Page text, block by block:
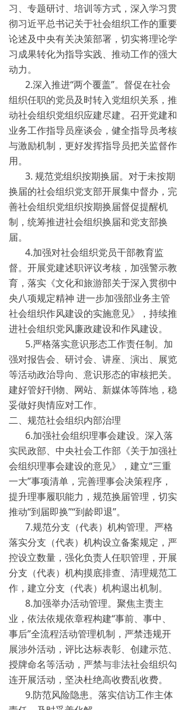
习、专题研讨、培训等方式，深入学习贯
彻习近平总书记关于社会组织工作的重要
论述及中央有关决策部署，切实将理论学
习成果转化为指导实践、推动工作的强大
动力。
2.深入推进“两个覆盖”。督促在社会
组织任职的党员及时转入党组织关系，推
动社会组织党组织应建尽建。召开党建和
业务工作指导员座谈会，健全指导员考核
与激励机制，更好发挥指导员把关监督作
用。
3. 规范党组织按期换届。对于未按期
换届的社会组织党支部开展集中督办，完
善社会组织党组织按期换届督促提醒机
制，统筹推进社会组织换届和党支部换
届。
4.加强对社会组织党员干部教育监
督。开展党建述职评议考核，加强警示教
育，落实《文化和旅游部关于深入贯彻中
央八项规定精神 进一步加强部业务主管
社会组织作风建设的实施意见》，持续推
进社会组织党风廉政建设和作风建设。
5.严格落实意识形态工作责任制。加
强对报告会、研讨会、讲座、演出、展览
等活动政治导向、意识形态的审核把关。
建好管好刊物、网站、新媒体等阵地，稳
妥做好舆情应对工作。
二、规范社会组织内部治理
6.加强社会组织理事会建设。深入落
实民政部、中央社会工作部《关于加强社
会组织理事会建设的意见》，建立“三重
一大”事项清单，完善理事会决策程序，
提升理事履职能力，规范换届管理，切实
推动“到届即换”“到龄即退”。
7.规范分支（代表）机构管理。严格
落实分支（代表）机构设立备案规定，严
控设立数量，强化负责人任职管理，开展
分支（代表）机构摸底排查、清理规范工
作，建立分支（代表）机构退出机制。
8.加强举办活动管理。聚焦主责主
业，依法依规依章程构建“事前、事中、
事后”全流程活动管理机制，严禁违规开
展涉外活动，评比达标表彰、创建示范、
授牌命名等活动，严禁与非法社会组织勾
连开展活动，坚决杜绝高收费乱收费。
9.防范风险隐患。落实信访工作主体